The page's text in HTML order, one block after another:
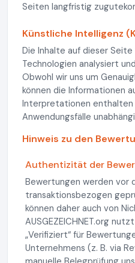
Seiten langfristig
Künstliche Intelligenz
Die Inhalte auf dieser
Technologien analysiert
Obwohl wir uns um
können die Informationen
Interpretationen enthalten
Anwendungsfälle
Hinweis zu den
Authentizität der
Bewertungen werden vor
transaktionsbezogen
können daher auch von
AUSGEZEICHNET.org
„Verifiziert“ für
Unternehmens (z. B. via